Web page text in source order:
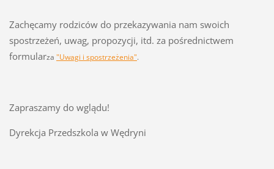
Zachęcamy rodziców do przekazywania nam swoich
spostrzeżeń, uwag, propozycji, itd. za pośrednictwem
formularza "Uwagi i spostrzeżenia".
Zapraszamy do wglądu!
Dyrekcja Przedszkola w Wędryni